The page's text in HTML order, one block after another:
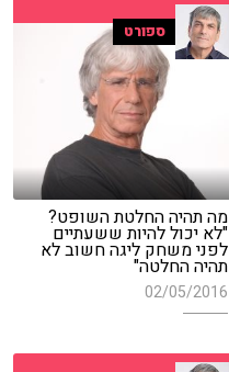
ספורט
מה תהיה החלטת השופט?
"לא יכול להיות ששעתיים
לפני משחק ליגה חשוב לא
תהיה החלטה"
02/05/2016